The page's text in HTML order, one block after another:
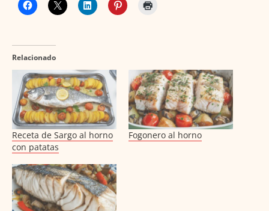
Relacionado
Receta de Sargo al horno
con patatas
Fogonero al horno